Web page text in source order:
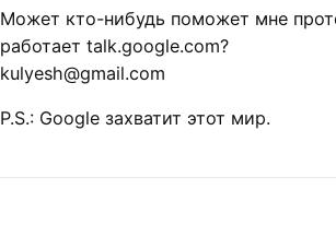
Может кто-нибудь поможет мне
работает talk.google.com?
kulyesh@gmail.com
P.S.: Google захватит этот мир.